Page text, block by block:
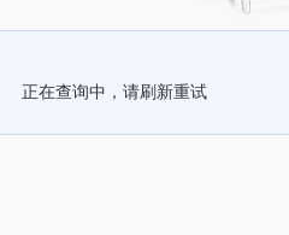
正在查询中，请刷新重试